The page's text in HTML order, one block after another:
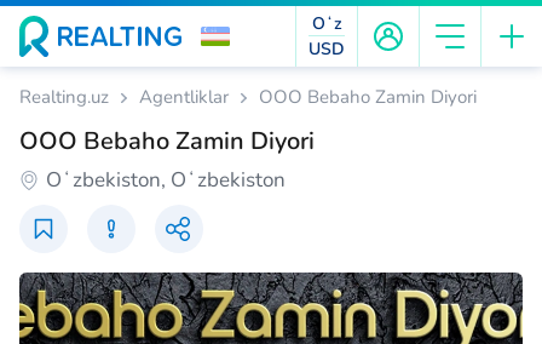
Oʻz
USD
Realting.uz Agentliklar OOO Bebaho Zamin Diyori
OOO Bebaho Zamin Diyori
Oʻzbekiston, Oʻzbekiston